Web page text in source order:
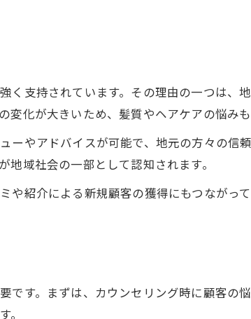
着型個人美容室が選ばれる理由と工夫
容室の集客を高める地域活動の活用法
容室経営で押さえるべき法的ポイント
く支持されています。その理由の一つは、
化が大きいため、髪質やヘアケアの悩みも
やアドバイスが可能で、地元の方々の信
域社会の一部として認知されます。
や紹介による新規顧客の獲得にもつながっ
です。まずは、カウンセリング時に顧客の
。